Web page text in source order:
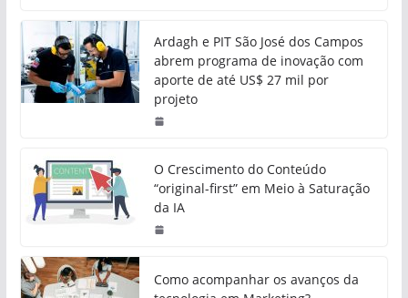
Ardagh e PIT São José dos Campos
abrem programa de inovação com
aporte de até US$ 27 mil por
projeto
O Crescimento do Conteúdo
“original-first” em Meio à Saturação
da IA
Como acompanhar os avanços da